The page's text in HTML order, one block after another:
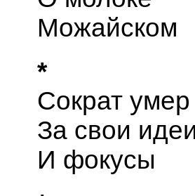
Можайском
*
Сократ умер
За свои
И фокусы